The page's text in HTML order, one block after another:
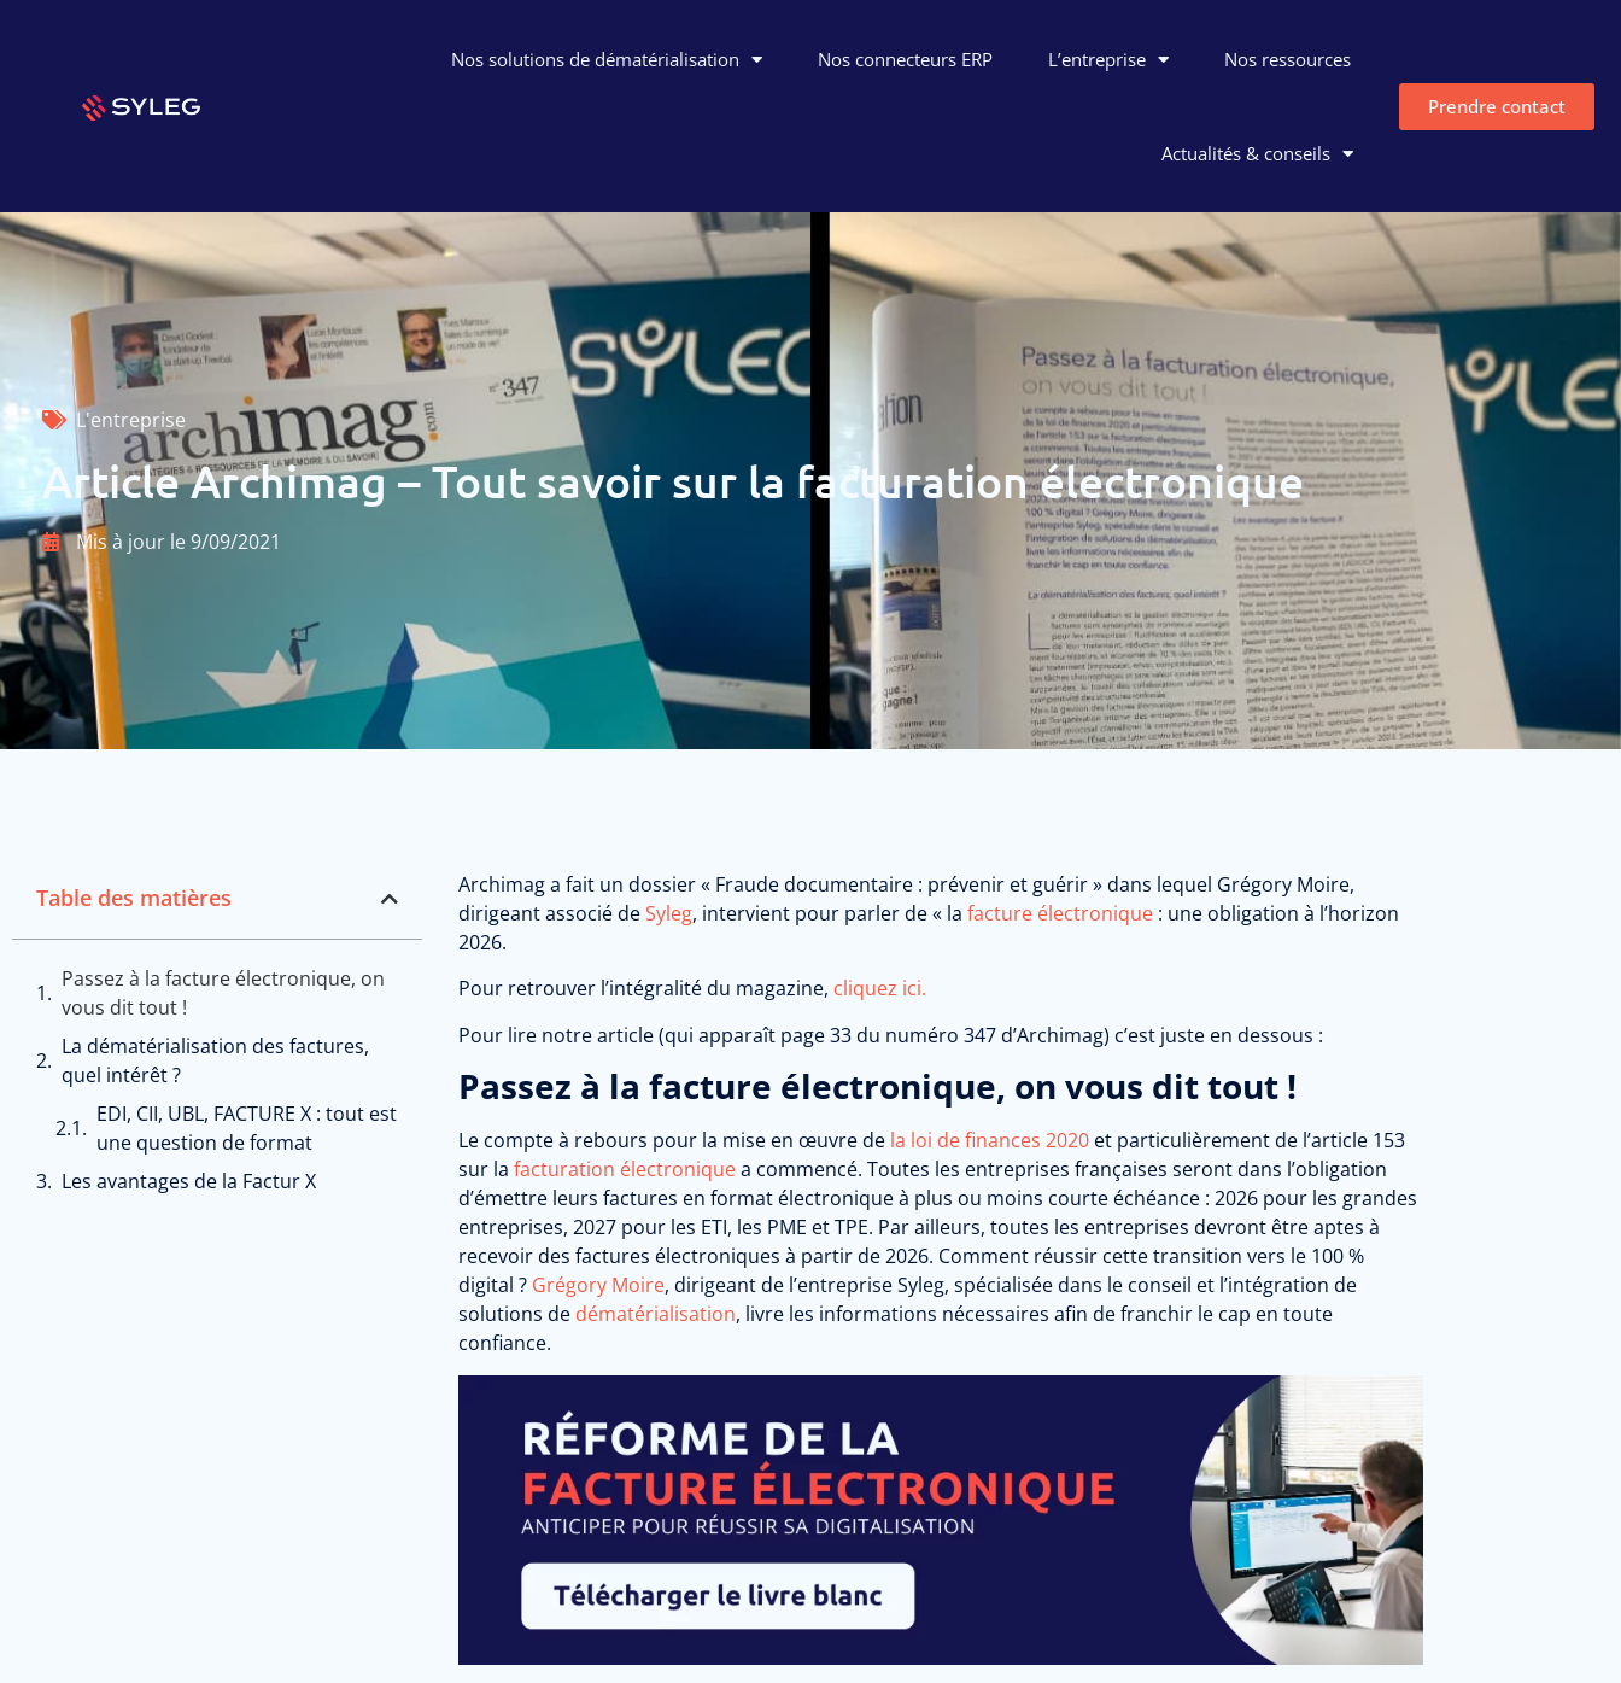
Nos solutions de dématérialisation Nos connecteurs ERP L’entreprise Nos ressources
Actualités & conseils
Prendre contact
L'entreprise
Article Archimag – Tout savoir sur la facturation électronique
Mis à jour le9/09/2021
Table des matières
Passez à la facture électronique, on
vous dit tout !
La dématérialisation des factures,
quel intérêt ?
EDI, CII, UBL, FACTURE X : tout est
une question de format
Les avantages de la Factur X
Archimag a fait un dossier « Fraude documentaire : prévenir et guérir » dans lequel Grégory Moire,
dirigeant associé deSyleg, intervient pour parler de « la facture électronique : une obligation à l’horizon
2026.
Pour retrouver l’intégralité du magazine, cliquez ici.
Pour lire notre article (qui apparaît page 33 du numéro 347 d’Archimag) c’est juste en dessous :
Passez à la facture électronique, on vous dit tout !
Le compte à rebours pour la mise en œuvre de la loi de finances 2020 et particulièrement de l’article 153
sur la facturation électroniquea commencé. Toutes les entreprises françaises seront dans l’obligation
d’émettre leurs factures en format électronique à plus ou moins courte échéance : 2026 pour les grandes
entreprises, 2027 pour les ETI, les PME et TPE. Par ailleurs, toutes les entreprises devront être aptes à
recevoir des factures électroniques à partir de 2026. Comment réussir cette transition vers le 100 %
digital ? Grégory Moire, dirigeant de l’entreprise Syleg, spécialisée dans le conseil et l’intégration de
solutions de dématérialisation, livre les informations nécessaires afin de franchir le cap en toute
confiance.